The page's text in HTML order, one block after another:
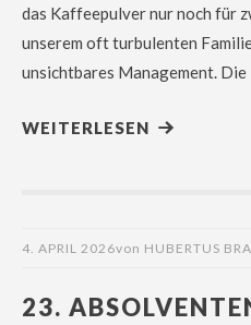
das Kaffeepulver nur noch für
unserem oft turbulenten
unsichtbares Management.
WEITERLESEN
4. APRIL 2026von HUBERTUS
23.